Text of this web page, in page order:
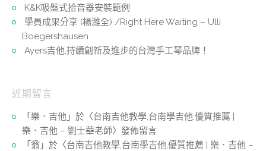
K&K吸盤式拾音器安裝範例
學員成果分享 (楊濰全) /Right Here Waiting – Ulli
Boegershausen
Ayers吉他,持續創新及進步的台灣手工琴品牌！
近期留言
「 樂．吉他 」於〈台南吉他教學,台南學吉他,優質推薦 |
樂．吉他 – 劉士華老師〉發佈留言
「 翁 」於〈台南吉他教學,台南學吉他,優質推薦 | 樂．吉他 –